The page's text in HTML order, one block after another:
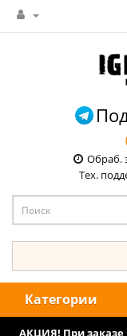
Обраб.
Тех.
Категории